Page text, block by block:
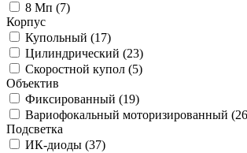
8 Мп (7)
Корпус
Купольный (17)
Цилиндрический (23)
Скоростной купол (5)
Объектив
Фиксированный (19)
Вариофокальный моторизированный
Подсветка
ИК-диоды (37)